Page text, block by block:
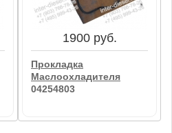
В корзину
1900 руб.
Прокладка
Маслоохладителя
04254803